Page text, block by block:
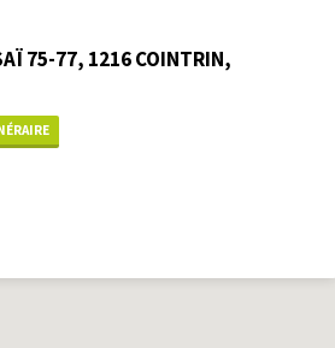
75-77, 1216 COINTRIN,